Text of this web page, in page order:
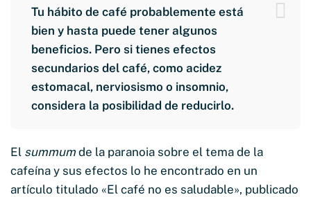
Tu hábito de café probablemente está
bien y hasta puede tener algunos
beneficios. Pero si tienes efectos
secundarios del café, como acidez
estomacal, nerviosismo o insomnio,
considera la posibilidad de reducirlo.
El summumde la paranoia sobre el tema de la
cafeína y sus efectos lo he encontrado en un
artículo titulado «El café no es saludable», publicado